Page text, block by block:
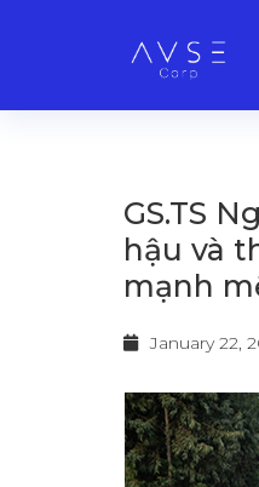
GS.TS
hậu và
mạnh
January 22,